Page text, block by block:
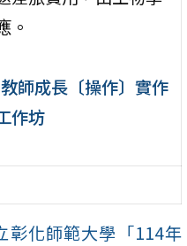
。
師成長〔操作〕實作
作坊
彰化師範大學「114年